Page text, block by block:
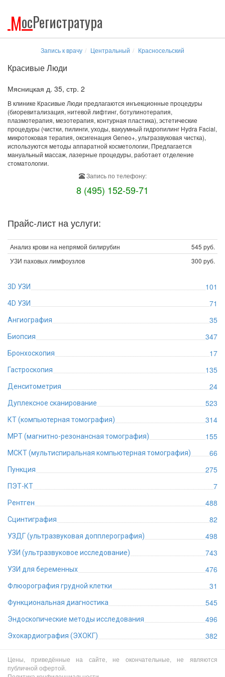
МосРегистратура
Запись к врачу Центральный Красносельский
Красивые Люди
Мясницкая д. 35, стр. 2
В клинике Красивые Люди предлагаются инъекционные процедуры
(биоревитализация, нитевой лифтинг, ботулинотерапия,
плазмотерапия, мезотерапия, контурная пластика), эстетические
процедуры (чистки, пилинги, уходы, вакуумный гидропилинг Hydra Facial,
микротоковая терапия, оксигенация Geneo+, ультразвуковая чистка),
используются методы аппаратной косметологии, Предлагается
мануальный массаж, лазерные процедуры, работает отделение
стоматологии.
Запись по телефону:
8 (495) 152-59-71
Прайс-лист на услуги:
Анализ крови на непрямой билирубин
545 руб.
УЗИ паховых лимфоузлов
300 руб.
3D УЗИ 101
4D УЗИ 71
Ангиография 35
Биопсия 347
Бронхоскопия 17
Гастроскопия 135
Денситометрия 24
Дуплексное сканирование 523
КТ (компьютерная томография) 314
МРТ (магнитно-резонансная томография) 155
МСКТ (мультиспиральная компьютерная томография) 66
Пункция 275
ПЭТ-КТ 7
Рентген 488
Сцинтиграфия 82
УЗДГ (ультразвуковая допплерография) 498
УЗИ (ультразвуковое исследование) 743
УЗИ для беременных 476
Флюорография грудной клетки 31
Функциональная диагностика 545
Эндоскопические методы исследования 496
Эхокардиография (ЭХОКГ) 382
Цены, приведённые на сайте, не окончательные, не являются
публичной офертой.